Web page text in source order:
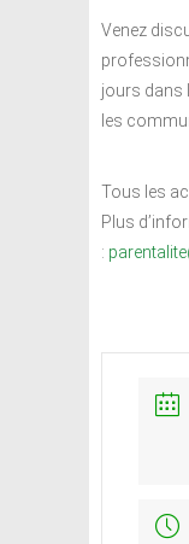
Venez
jours dans
les
Tous les
Plus
: